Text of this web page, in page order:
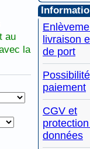
au
la
livraison
de port
paiement
CGV et
données